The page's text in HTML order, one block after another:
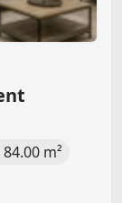
84.00 m²